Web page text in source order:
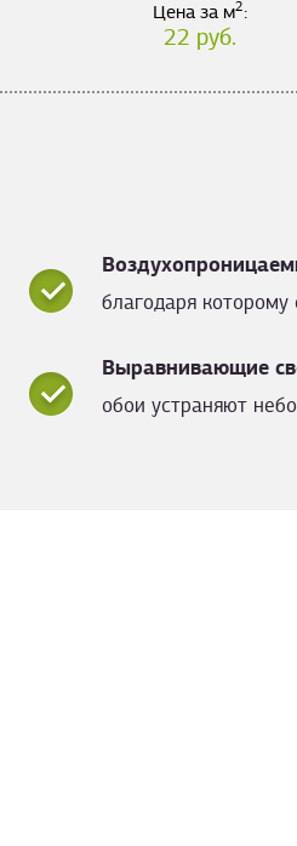
Цена за м2:
22 руб.
благодаря
Выравнивающие
обои устраняют